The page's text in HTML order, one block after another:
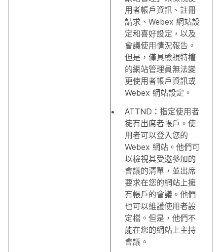
用者帳戶資訊、註冊
請求、Webex 網站設
定和喜好設定，以及
會議使用情況報告。
但是，僅具檢視特權
的網站管理員無法變
更使用者帳戶資訊或
Webex 網站設定。
ATTND：指定使用者
擁有出席者帳戶。使
用者可以登入您的
Webex 網站。他們可
以檢視其受邀參加的
會議的清單，並出席
要求在您的網站上擁
有帳戶的會議。他們
也可以維護使用者設
定檔。但是，他們不
能在您的網站上主持
會議。